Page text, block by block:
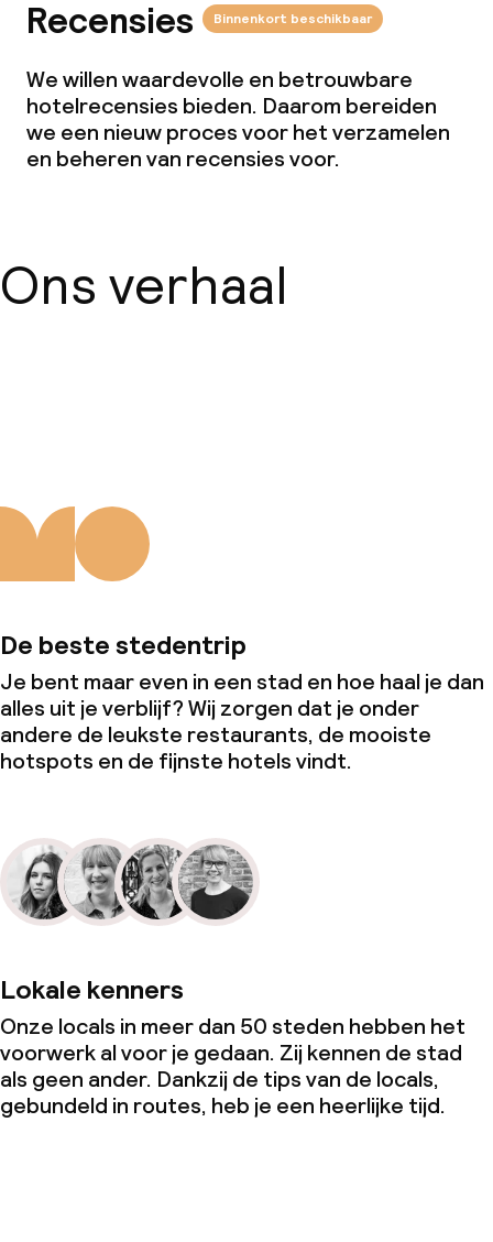
Recensies Binnenkort beschikbaar
We willen waardevolle en betrouwbare
hotelrecensies bieden. Daarom bereiden
we een nieuw proces voor het verzamelen
en beheren van recensies voor.
Ons verhaal
De beste stedentrip
Je bent maar even in een stad en hoe haal je dan
alles uit je verblijf? Wij zorgen dat je onder
andere de leukste restaurants, de mooiste
hotspots en de fijnste hotels vindt.
Lokale kenners
Onze locals in meer dan 50 steden hebben het
voorwerk al voor je gedaan. Zij kennen de stad
als geen ander. Dankzij de tips van de locals,
gebundeld in routes, heb je een heerlijke tijd.